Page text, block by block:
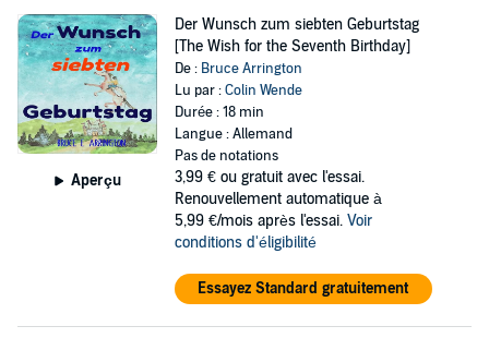
Aperçu
Der Wunsch zum siebten Geburtstag
[The Wish for the Seventh Birthday]
De : Bruce Arrington
Lu par :Colin Wende
Durée : 18 min
Langue : Allemand
Pas de notations
3,99 € ou gratuit avec l'essai.
Renouvellement automatique à
5,99 €/mois après l'essai. Voir
conditions d'éligibilité
Essayez Standard gratuitement